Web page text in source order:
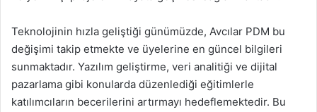
Teknolojinin hızla geliştiği günümüzde, Avcılar PDM bu
değişimi takip etmekte ve üyelerine en güncel bilgileri
sunmaktadır. Yazılım geliştirme, veri analitiği ve dijital
pazarlama gibi konularda düzenlediği eğitimlerle
katılımcıların becerilerini artırmayı hedeflemektedir. Bu